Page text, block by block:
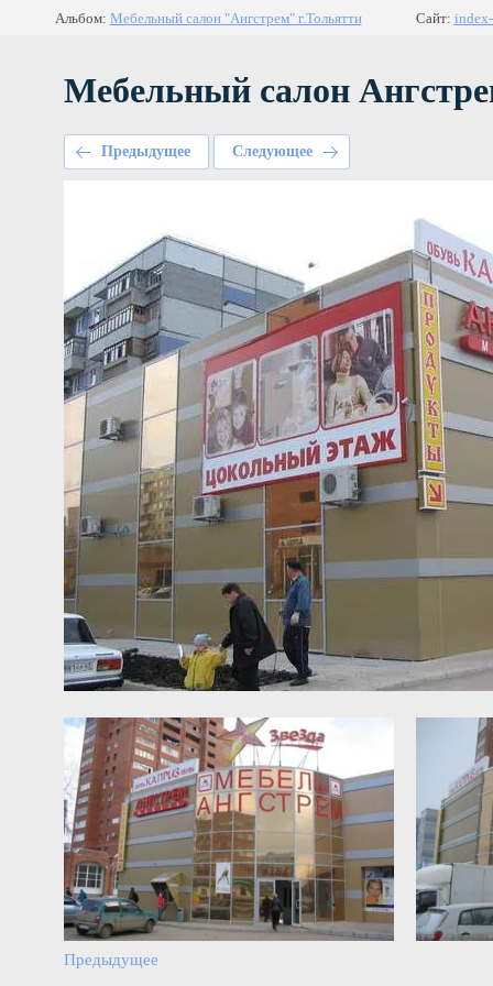
Альбом: Мебельный салон "Ангстрем" г.Тольятти Сайт:
Мебельный салон
Предыдущее Следующее
Предыдущее